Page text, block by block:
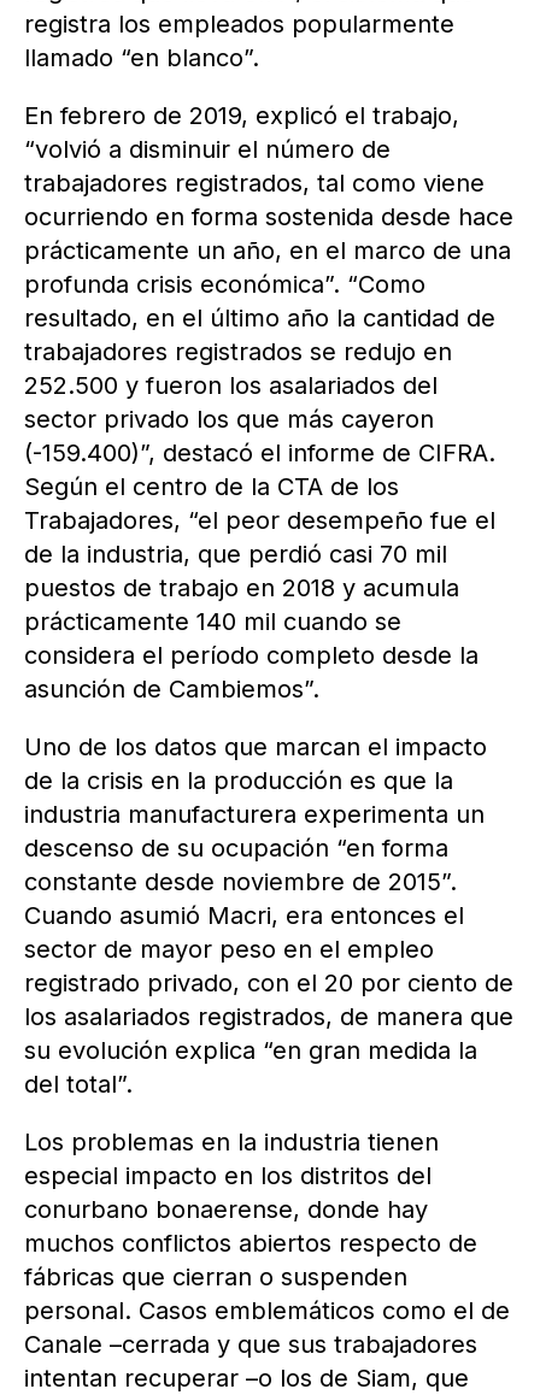
registra los empleados popularmente
llamado “en blanco”.
En febrero de 2019, explicó el trabajo,
“volvió a disminuir el número de
trabajadores registrados, tal como viene
ocurriendo en forma sostenida desde hace
prácticamente un año, en el marco de una
profunda crisis económica”. “Como
resultado, en el último año la cantidad de
trabajadores registrados se redujo en
252.500 y fueron los asalariados del
sector privado los que más cayeron
(-159.400)”, destacó el informe de CIFRA.
Según el centro de la CTA de los
Trabajadores, “el peor desempeño fue el
de la industria, que perdió casi 70 mil
puestos de trabajo en 2018 y acumula
prácticamente 140 mil cuando se
considera el período completo desde la
asunción de Cambiemos”.
Uno de los datos que marcan el impacto
de la crisis en la producción es que la
industria manufacturera experimenta un
descenso de su ocupación “en forma
constante desde noviembre de 2015”.
Cuando asumió Macri, era entonces el
sector de mayor peso en el empleo
registrado privado, con el 20 por ciento de
los asalariados registrados, de manera que
su evolución explica “en gran medida la
del total”.
Los problemas en la industria tienen
especial impacto en los distritos del
conurbano bonaerense, donde hay
muchos conflictos abiertos respecto de
fábricas que cierran o suspenden
personal. Casos emblemáticos como el de
Canale –cerrada y que sus trabajadores
intentan recuperar –o los de Siam, que